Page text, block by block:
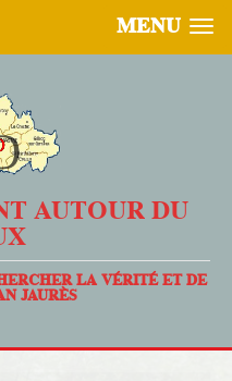
MENU
AUTOUR DU
LA VÉRITÉ ET DE
JAURÈS